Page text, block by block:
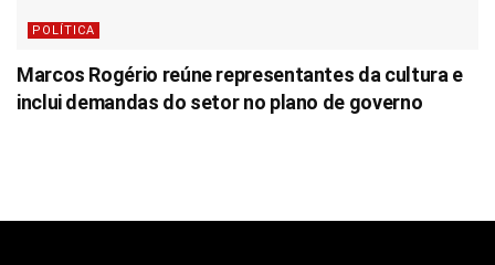
POLÍTICA
Marcos Rogério reúne representantes da cultura e
inclui demandas do setor no plano de governo